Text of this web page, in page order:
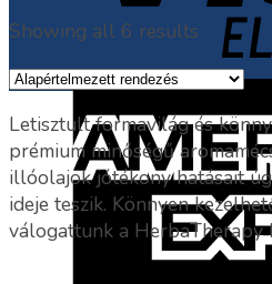
Showing all 6 results
Letisztult formavilág és
prémium minőségű
illóolajok jótékony hatásait
ideje teszik. Könnyen
válogattunk a HerbaTherapy